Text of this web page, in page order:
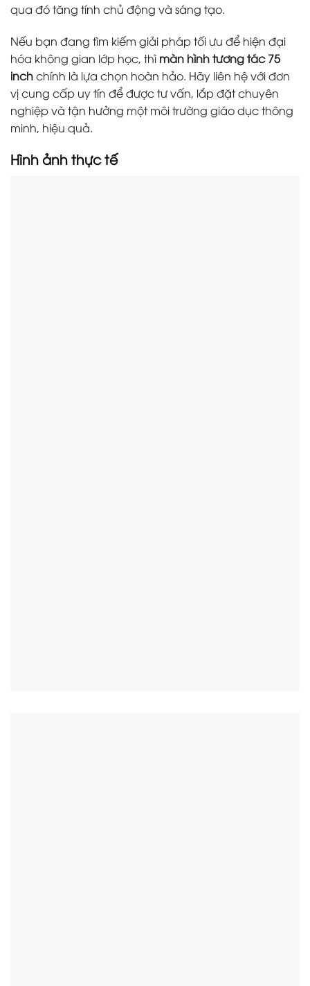
qua đó tăng tính chủ động và sáng tạo.
Nếu bạn đang tìm kiếm giải pháp tối ưu để hiện đại
hóa không gian lớp học, thì màn hình tương tác 75
inchchính là lựa chọn hoàn hảo. Hãy liên hệ với đơn
vị cung cấp uy tín để được tư vấn, lắp đặt chuyên
nghiệp và tận hưởng một môi trường giáo dục thông
minh, hiệu quả.
Hình ảnh thực tế